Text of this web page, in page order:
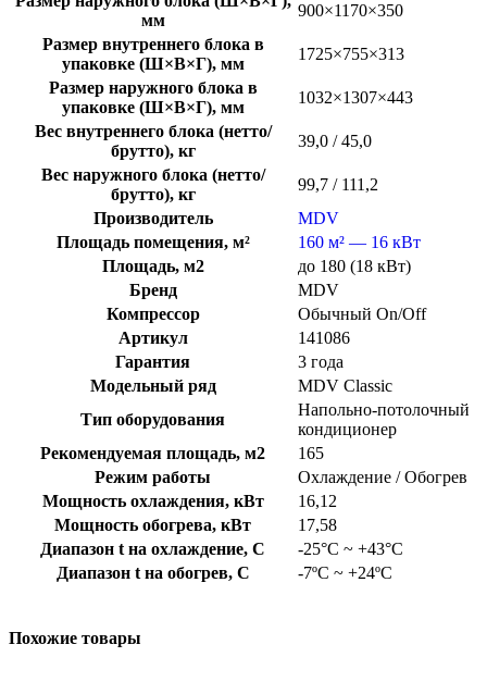
мм
900×1170×350
Размер внутреннего блока в
упаковке (Ш×В×Г), мм
1725×755×313
Размер наружного блока в
упаковке (Ш×В×Г), мм
1032×1307×443
Вес внутреннего блока (нетто/
брутто), кг
39,0 / 45,0
Вес наружного блока (нетто/
брутто), кг
99,7 / 111,2
Производитель
MDV
Площадь помещения, м²
160 м² — 16 кВт
Площадь, м2
до 180 (18 кВт)
Бренд
MDV
Компрессор
Обычный On/Off
Артикул
141086
Гарантия
3 года
Модельный ряд
MDV Classic
Тип оборудования
Напольно-потолочный
кондиционер
Рекомендуемая площадь, м2
165
Режим работы
Охлаждение / Обогрев
Мощность охлаждения, кВт
16,12
Мощность обогрева, кВт
17,58
Диапазон t на охлаждение, C
-25°C ~ +43°C
Диапазон t на обогрев, C
-7ºC ~ +24ºC
Похожие товары